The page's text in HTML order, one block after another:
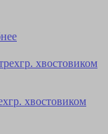
хвостовиком